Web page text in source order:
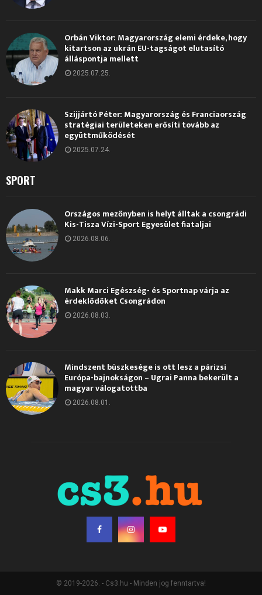
Orbán Viktor: Magyarország elemi érdeke, hogy
kitartson az ukrán EU-tagságot elutasító
álláspontja mellett
2025.07.25.
Szijjártó Péter: Magyarország és Franciaország
stratégiai területeken erősíti tovább az
együttműködését
2025.07.24.
SPORT
Országos mezőnyben is helyt álltak a csongrádi
Kis-Tisza Vízi-Sport Egyesület fiataljai
2026.08.06.
Makk Marci Egészség- és Sportnap várja az
érdeklődőket Csongrádon
2026.08.03.
Mindszent büszkesége is ott lesz a párizsi
Európa-bajnokságon – Ugrai Panna bekerült a
magyar válogatottba
2026.08.01.
© 2019-2026. - Cs3.hu - Minden jog fenntartva!